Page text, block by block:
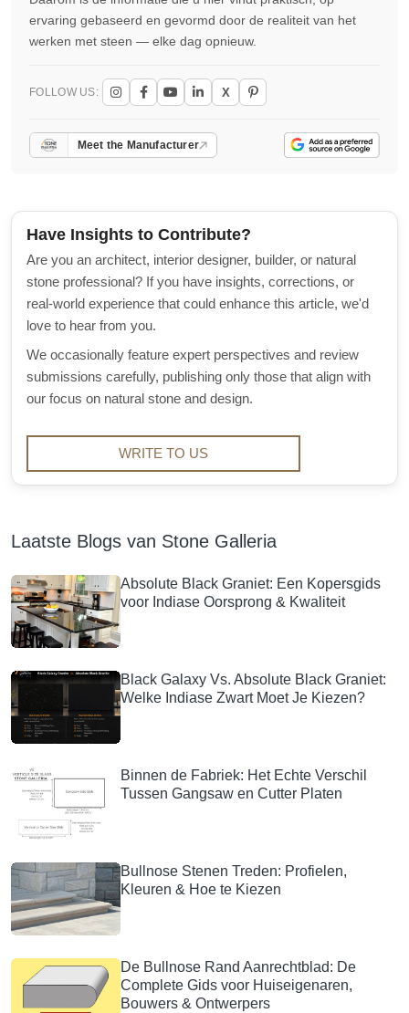
ervaring gebaseerd en gevormd door de realiteit van het
werken met steen — elke dag opnieuw.
FOLLOW US: X
Meet the Manufacturer
Have Insights to Contribute?
Are you an architect, interior designer, builder, or natural
stone professional? If you have insights, corrections, or
real-world experience that could enhance this article, we'd
love to hear from you.
We occasionally feature expert perspectives and review
submissions carefully, publishing only those that align with
our focus on natural stone and design.
WRITE TO US
Laatste Blogs van Stone Galleria
Absolute Black Graniet: Een Kopersgids
voor Indiase Oorsprong & Kwaliteit
Black Galaxy Vs. Absolute Black Graniet:
Welke Indiase Zwart Moet Je Kiezen?
Binnen de Fabriek: Het Echte Verschil
Tussen Gangsaw en Cutter Platen
Bullnose Stenen Treden: Profielen,
Kleuren & Hoe te Kiezen
De Bullnose Rand Aanrechtblad: De
Complete Gids voor Huiseigenaren,
Bouwers & Ontwerpers